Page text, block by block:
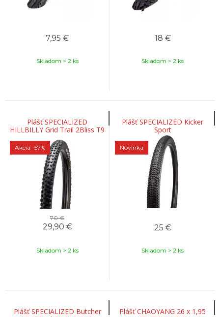
7,95 €
Skladom > 2 ks
18 €
Skladom > 2 ks
Plášť SPECIALIZED
HILLBILLY Grid Trail 2Bliss T9
27,5/650B x 2,4
Akcia -57%
70 €
29,90 €
Skladom > 2 ks
Plášť SPECIALIZED Kicker
Sport
Novinka
25 €
Skladom > 2 ks
Plášť SPECIALIZED Butcher
Plášť CHAOYANG 26 x 1,95